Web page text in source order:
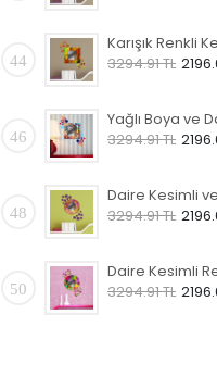
44
3294.91 TL
46
3294.91 TL
48
3294.91 TL
50
3294.91 TL